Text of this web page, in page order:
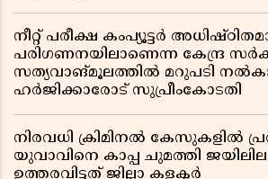
നീറ്റ് പരീക്ഷ കംപ്യൂട്ടർ
പരിഗണനയിലാണെന്ന കേന്ദ്ര
സത്യവാങ്മൂലത്തിൽ മറുപടി
ഹർജിക്കാരോട് സുപ്രീംകോടതി
നിരവധി ക്രിമിനൽ കേസുകളിൽ
യുവാവിനെ കാപ്പ ചുമത്തി
ഉത്തരവിട്ടത് ജില്ലാ കളക്ടർ